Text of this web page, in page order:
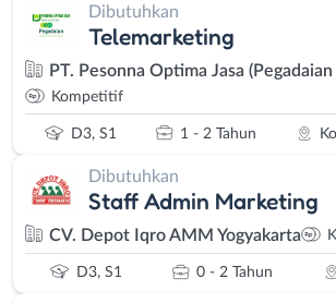
Dibutuhkan
Telemarketing
PT. Pesonna Optima Jasa
Kompetitif
D3, S1 1 - 2 Tahun
Dibutuhkan
Staff Admin Marketing
CV. Depot Iqro AMM Yogyakarta
D3, S1 0 - 2 Tahun